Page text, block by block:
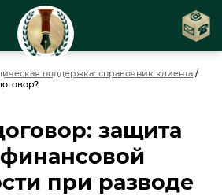
поддержка: справочник клиента /
защита
при разводе